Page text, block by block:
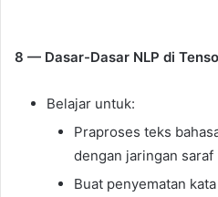
8 — Dasar-Dasar NLP di
Belajar untuk:
Praproses teks
dengan jaringan saraf
Buat penyematan